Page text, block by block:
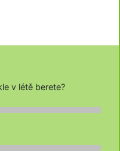
v létě berete?